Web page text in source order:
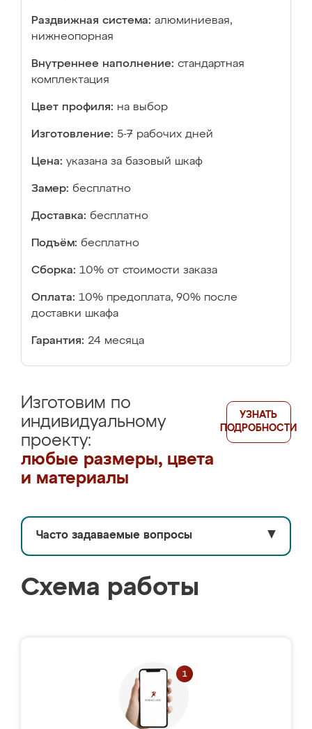
Раздвижная система: алюминиевая,
нижнеопорная
Внутреннее наполнение: стандартная
комплектация
Цвет профиля: на выбор
Изготовление: 5-7 рабочих дней
Цена: указана за базовый шкаф
Замер: бесплатно
Доставка: бесплатно
Подъём: бесплатно
Сборка: 10% от стоимости заказа
Оплата: 10% предоплата, 90% после
доставки шкафа
Гарантия: 24 месяца
Изготовим по
индивидуальному
проекту:
любые размеры, цвета
и материалы
УЗНАТЬ
ПОДРОБНОСТИ
Часто задаваемые вопросы ▼
Схема работы